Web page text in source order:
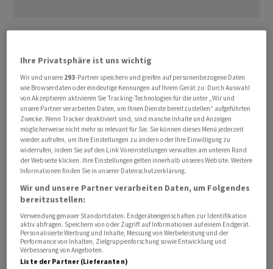
Positive Signale kommen auch aus Asien, meint ein
Konjunkturdaten überrascht. Sowohl die
Industrieproduktion als auch das chinesische
Bruttoinlandsprodukt fielen besser aus als erwartet.
Dies sei insofern wichtig, als dass der Iran-Krieg zuletzt
Befürchtungen über die globale
Konjunkturentwicklung ausgelöst hatte. «Nun zeigt
sich jedoch eine erkennbare Resilienz der wichtigsten
Volkswirtschaften und schürt die Hoffnungen auf
geringere Bremsspuren.»
Schwergewichte halten SMI zurück
Gegen 11.10 Uhr notiert der SMI mit 13'183,86 Punkten
um 0,27 Prozent tiefer. Dabei sind die Gewinner (14)
Ihre Privatsphäre ist uns wichtig
Wir und unsere 293-Partner speichern und greifen auf personenbezogene Daten
wie Browserdaten oder eindeutige Kennungen auf Ihrem Gerät zu. Durch Auswahl
von Akzeptieren aktivieren Sie Tracking-Technologien für die unter „Wir und
unsere Partner verarbeiten Daten, um Ihnen Dienste bereitzustellen“ aufgeführten
Zwecke. Wenn Tracker deaktiviert sind, sind manche Inhalte und Anzeigen
möglicherweise nicht mehr so relevant für Sie. Sie können dieses Menü jederzeit
wieder aufrufen, um Ihre Einstellungen zu ändern oder Ihre Einwilligung zu
widerrufen, indem Sie auf den Link Voreinstellungen verwalten am unteren Rand
der Webseite klicken. Ihre Einstellungen gelten innerhalb unseres Website. Weitere
Informationen finden Sie in unserer Datenschutzerklärung.
Wir und unsere Partner verarbeiten Daten, um Folgendes
bereitzustellen:
Verwendung genauer Standortdaten. Endgeräteeigenschaften zur Identifikation
aktiv abfragen. Speichern von oder Zugriff auf Informationen auf einem Endgerät.
Personalisierte Werbung und Inhalte, Messung von Werbeleistung und der
Performance von Inhalten, Zielgruppenforschung sowie Entwicklung und
Verbesserung von Angeboten.
Liste der Partner (Lieferanten)